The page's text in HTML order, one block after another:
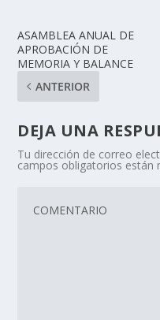
ASAMBLEA ANUAL DE
APROBACIÓN DE
MEMORIA Y BALANCE
ANTERIOR
DEJA UNA
Tu dirección de correo
campos obligatorios